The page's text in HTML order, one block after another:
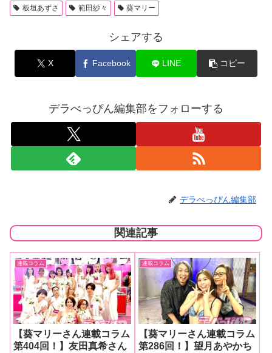
板垣あずさ 範田紗々 葵マリー
シェアする
X Facebook LINE コピー
デラべっぴん編集部をフォローする
デラべっぴん編集部
関連記事
連載コラム
【葵マリーさん連載コラム
第404回！】友田真希さん
連載コラム
【葵マリーさん連載コラム
第286回！】望月あやかち